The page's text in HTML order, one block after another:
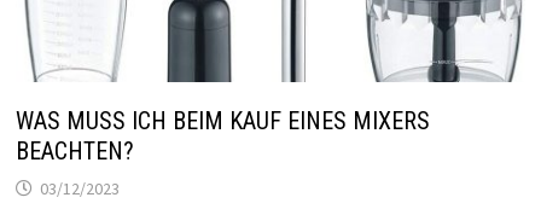
WAS MUSS ICH BEIM KAUF EINES MIXERS
BEACHTEN?
03/12/2023